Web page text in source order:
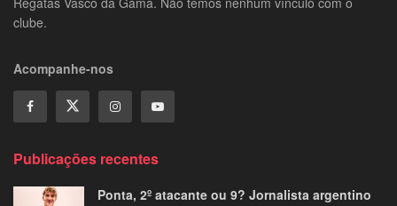
clube.
Acompanhe-nos
Publicações recentes
Ponta, 2º atacante ou 9? Jornalista argentino